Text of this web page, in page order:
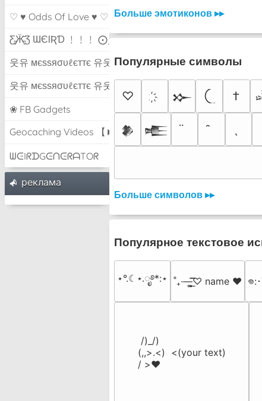
♡ ♥ Odds Of Love ♥ ♡
Ƹ̵̡Ӝ̵̨̄Ʒ ƜЄƖƦƊ ﹗﹗﹗ ⨀_⨀
웃유 мєѕѕяσυℓєттє 유웃
웃유 мєѕѕяσυℓєттє 유웃
❀ FB Gadgets
Geocaching Videos 【►】
ᗯᕮIᖇᗪGᕮᑎᕮᖇᗩTOᖇ
pеклама
Больше эмотиконов ▸▸
Популярные символы
♡ 𒁍 †
𒆎 𒍫
Больше символов ▸▸
Популярное текстовое
⋆°.☾⋆.ೃ࿔*:⋆ ˚₊·—̳͟͞͞♡ name ♥️ 𖦹:
/)_/)
(,,>.<)  <(your text)
/ >❤️